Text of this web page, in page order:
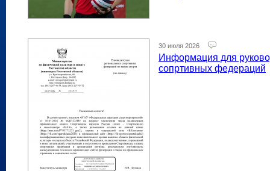
30 июля 2026
Информация для
сопртивных федераций